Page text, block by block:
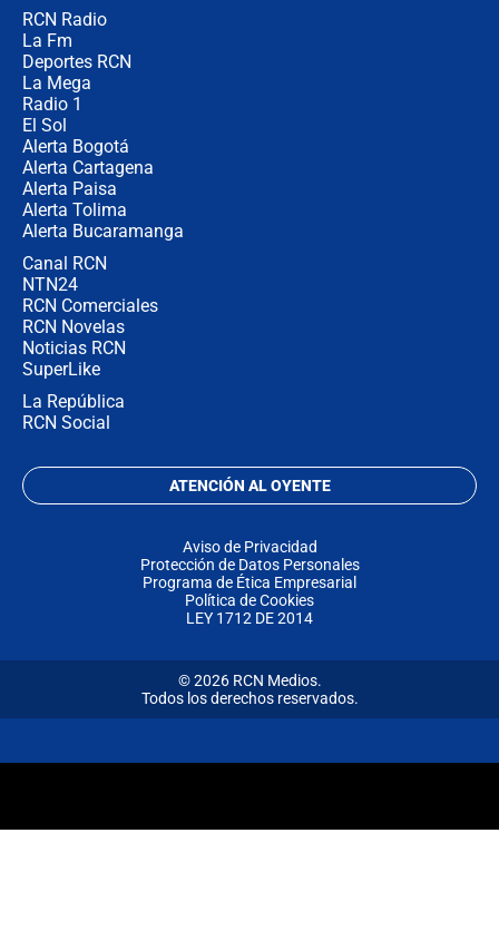
RCN Radio
La Fm
Deportes RCN
La Mega
Radio 1
El Sol
Alerta Bogotá
Alerta Cartagena
Alerta Paisa
Alerta Tolima
Alerta Bucaramanga
Canal RCN
NTN24
RCN Comerciales
RCN Novelas
Noticias RCN
SuperLike
La República
RCN Social
ATENCIÓN AL OYENTE
Aviso de Privacidad
Protección de Datos Personales
Programa de Ética Empresarial
Política de Cookies
LEY 1712 DE 2014
© 2026 RCN Medios.
Todos los derechos reservados.